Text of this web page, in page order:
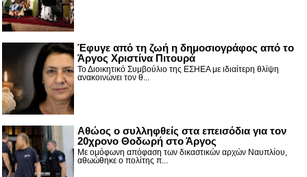
Έφυγε από τη ζωή η δημοσιογράφος από το
Άργος Χριστίνα Πιτουρά
Το Διοικητικό Συμβούλιο της ΕΣΗΕΑ με ιδιαίτερη θλίψη
ανακοινώνει τον θ...
Αθώος ο συλληφθείς στα επεισόδια για τον
20χρονο Θοδωρή στο Άργος
Με ομόφωνη απόφαση των δικαστικών αρχών Ναυπλίου,
αθωώθηκε ο πολίτης π...